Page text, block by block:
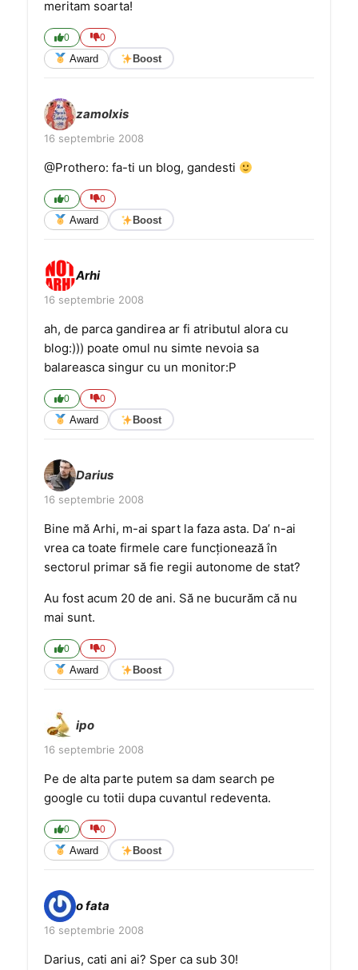
meritam soarta!
0 0
Award Boost
zamolxis
16 septembrie 2008
@Prothero: fa-ti un blog, gandesti
0 0
Award Boost
Arhi
16 septembrie 2008
ah, de parca gandirea ar fi atributul alora cu
blog:))) poate omul nu simte nevoia sa
balareasca singur cu un monitor:P
0 0
Award Boost
Darius
16 septembrie 2008
Bine mă Arhi, m-ai spart la faza asta. Da’ n-ai
vrea ca toate firmele care funcţionează în
sectorul primar să fie regii autonome de stat?
Au fost acum 20 de ani. Să ne bucurăm că nu
mai sunt.
0 0
Award Boost
ipo
16 septembrie 2008
Pe de alta parte putem sa dam search pe
google cu totii dupa cuvantul redeventa.
0 0
Award Boost
o fata
16 septembrie 2008
Darius, cati ani ai? Sper ca sub 30!